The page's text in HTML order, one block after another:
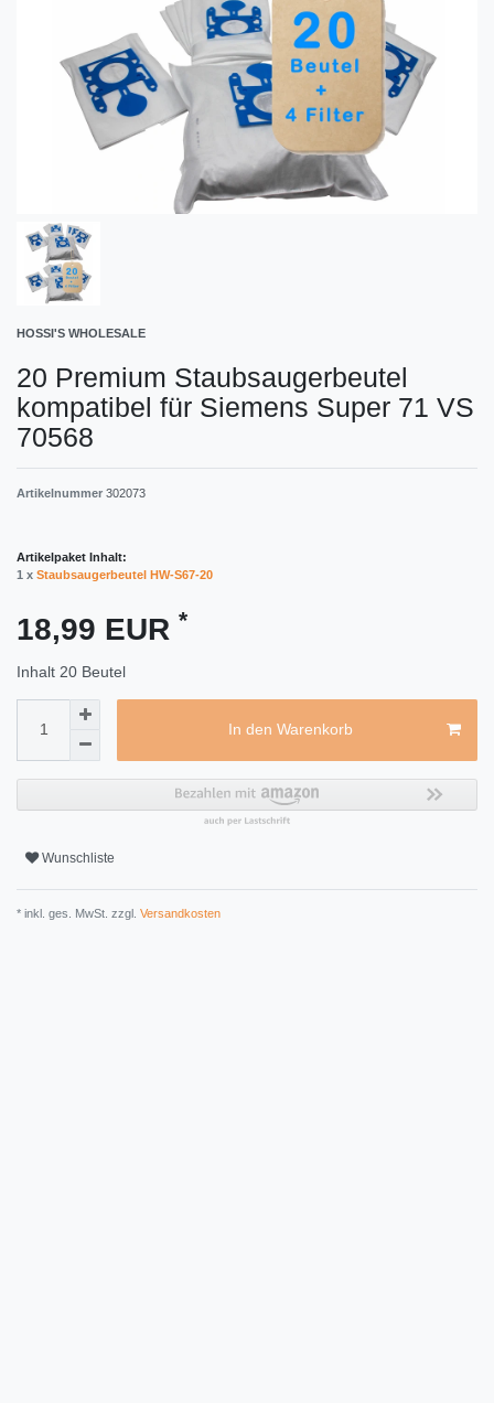
HOSSI'S WHOLESALE
20 Premium Staubsaugerbeutel
kompatibel für Siemens Super 71 VS
70568
Artikelnummer 302073
Artikelpaket Inhalt:
1 x Staubsaugerbeutel HW-S67-20
18,99 EUR *
Inhalt 20 Beutel
In den Warenkorb
Wunschliste
* inkl. ges. MwSt. zzgl. Versandkosten